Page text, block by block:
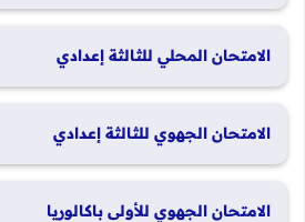
الامتحان المحلي للثالثة إعدادي
الامتحان الجهوي للثالثة إعدادي
الامتحان الجهوي للأولى باكالوريا